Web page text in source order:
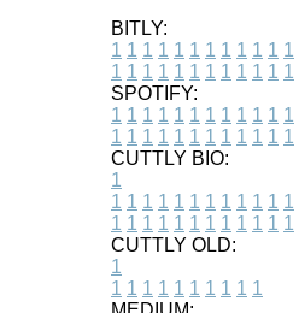
BITLY:
1 1 1 1 1 1 1 1 1 1 1 1
1 1 1 1 1 1 1 1 1 1 1 1
SPOTIFY:
1 1 1 1 1 1 1 1 1 1 1 1
1 1 1 1 1 1 1 1 1 1 1 1
CUTTLY BIO:
1
1 1 1 1 1 1 1 1 1 1 1 1
1 1 1 1 1 1 1 1 1 1 1 1
CUTTLY OLD:
1
1 1 1 1 1 1 1 1 1 1